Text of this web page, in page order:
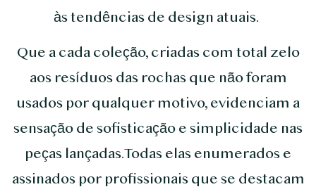
às tendências de design atuais.
Que a cada coleção, criadas com total zelo
aos resíduos das rochas que não foram
usados por qualquer motivo, evidenciam a
sensação de sofisticação e simplicidade nas
peças lançadas.Todas elas enumerados e
assinados por profissionais que se destacam